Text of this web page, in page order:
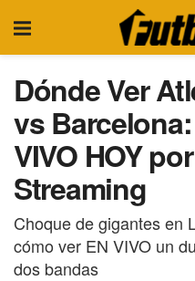
Dónde Ver
vs
VIVO HOY
Streaming
Choque de gigantes en
cómo ver EN VIVO un
dos bandas